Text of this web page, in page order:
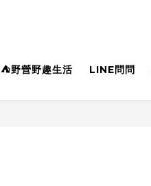
⛺野營野趣生活 LINE問問